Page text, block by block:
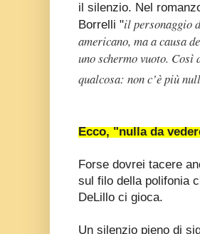
il silenzio. Nel
Borrelli "il personaggio
americano, ma a causa
uno schermo vuoto.
qualcosa: non c’è più
Ecco, "nulla da
Forse dovrei tacere
sul filo della polifonia
DeLillo ci gioca.
Un silenzio pieno di